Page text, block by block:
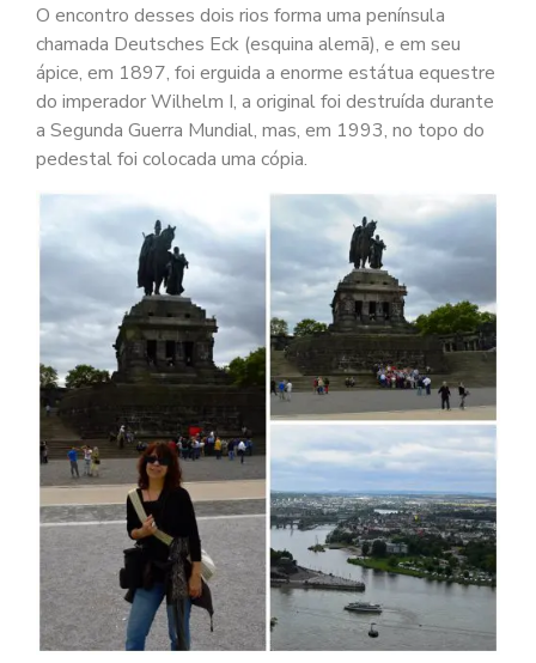
O encontro desses dois rios forma uma península
chamada Deutsches Eck (esquina alemã), e em seu
ápice, em 1897, foi erguida a enorme estátua equestre
do imperador Wilhelm I, a original foi destruída durante
a Segunda Guerra Mundial, mas, em 1993, no topo do
pedestal foi colocada uma cópia.